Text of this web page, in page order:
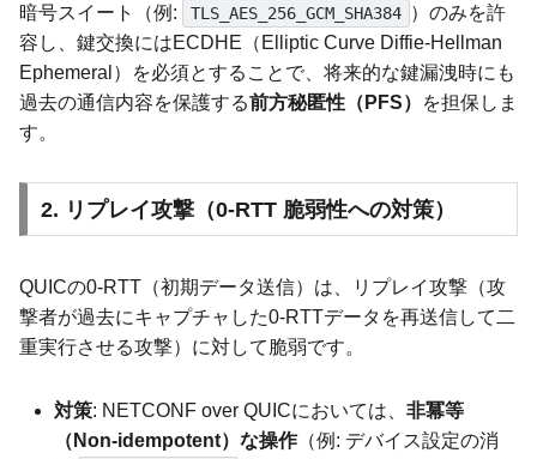
暗号スイート（例:
TLS_AES_256_GCM_SHA384 ）のみを許
容し、鍵交換にはECDHE（Elliptic Curve Diffie-Hellman
Ephemeral）を必須とすることで、将来的な鍵漏洩時にも
過去の通信内容を保護する前方秘匿性（PFS）
を担保しま
す。
2. リプレイ攻撃（0-RTT 脆弱性への対策）
QUICの0-RTT（初期データ送信）は、リプレイ攻撃（攻
撃者が過去にキャプチャした0-RTTデータを再送信して二
重実行させる攻撃）に対して脆弱です。
対策: NETCONF over QUICにおいては、非冪等
（Non-idempotent）な操作（例: デバイス設定の消